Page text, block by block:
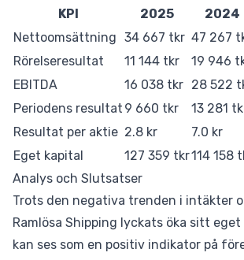
KPI
2025 2024
Nettoomsättning 34 667 tkr 47 267
Rörelseresultat
11 144 tkr 19 946
EBITDA
16 038 tkr 28 522
Periodens resultat 9 660 tkr 13 281
Resultat per aktie 2.8 kr 7.0 kr
Eget kapital
127 359 tkr114 158
Analys och Slutsatser
Trots den negativa trenden i intäkter
Ramlösa Shipping lyckats öka sitt
kan ses som en positiv indikator på